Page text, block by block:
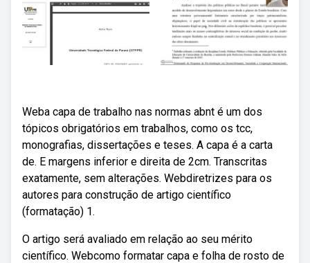
Weba capa de trabalho nas normas abnt é um dos
tópicos obrigatórios em trabalhos, como os tcc,
monografias, dissertações e teses. A capa é a carta
de. E margens inferior e direita de 2cm. Transcritas
exatamente, sem alterações. Webdiretrizes para os
autores para construção de artigo científico
(formatação) 1.
O artigo será avaliado em relação ao seu mérito
científico. Webcomo formatar capa e folha de rosto de